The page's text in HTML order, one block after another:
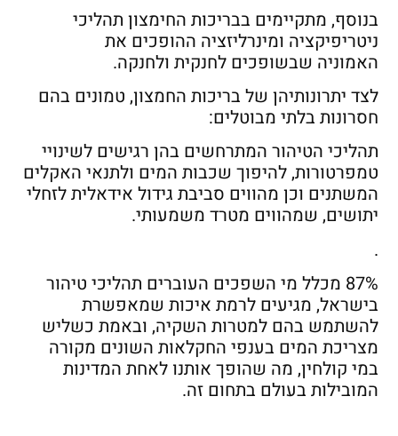
בנוסף, מתקיימים בבריכות החימצון תהליכי
ניטריפיקציה ומינרליזציה ההופכים את
האמוניה שבשופכים לחנקית ולחנקה.
לצד יתרונותיהן של בריכות החמצון, טמונים בהם
חסרונות בלתי מבוטלים:
תהליכי הטיהור המתרחשים בהן רגישים לשינויי
טמפרטורות, להיפוך שכבות המים ולתנאי האקלים
המשתנים וכן מהווים סביבת גידול אידאלית לזחלי
יתושים, שמהווים מטרד משמעותי.
.
87% מכלל מי השפכים העוברים תהליכי טיהור
בישראל, מגיעים לרמת איכות שמאפשרת
להשתמש בהם למטרות השקיה, ובאמת כשליש
מצריכת המים בענפי החקלאות השונים מקורה
במי קולחין, מה שהופך אותנו לאחת המדינות
המובילות בעולם בתחום זה.